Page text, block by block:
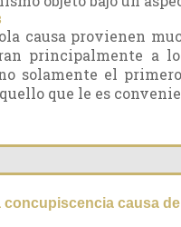
causa provienen
principalmente a
solamente el
que le es
concupiscencia causa